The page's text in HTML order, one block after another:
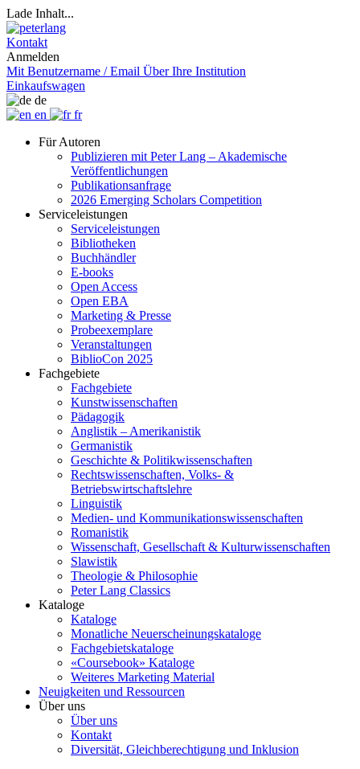
Lade Inhalt...
Kontakt
Anmelden
Mit Benutzername / Email Über Ihre Institution
Einkaufswagen
de
en
fr
Für Autoren
Publizieren mit Peter Lang – Akademische
Veröffentlichungen
Publikationsanfrage
2026 Emerging Scholars Competition
Serviceleistungen
Serviceleistungen
Bibliotheken
Buchhändler
E-books
Open Access
Open EBA
Marketing & Presse
Probeexemplare
Veranstaltungen
BiblioCon 2025
Fachgebiete
Fachgebiete
Kunstwissenschaften
Pädagogik
Anglistik – Amerikanistik
Germanistik
Geschichte & Politikwissenschaften
Rechtswissenschaften, Volks- &
Betriebswirtschaftslehre
Linguistik
Medien- und Kommunikationswissenschaften
Romanistik
Wissenschaft, Gesellschaft & Kulturwissenschaften
Slawistik
Theologie & Philosophie
Peter Lang Classics
Kataloge
Kataloge
Monatliche Neuerscheinungskataloge
Fachgebietskataloge
«Coursebook» Kataloge
Weiteres Marketing Material
Neuigkeiten und Ressourcen
Über uns
Über uns
Kontakt
Diversität, Gleichberechtigung und Inklusion